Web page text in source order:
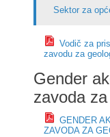
Sektor za
Vodič za
zavodu za
Gender
zavoda
GENDER
ZAVODA ZA